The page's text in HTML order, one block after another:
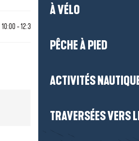
À VÉLO
PÊCHE À PIED
ACTIVITÉS
TRAVERSÉES VERS
10:00 - 12:30